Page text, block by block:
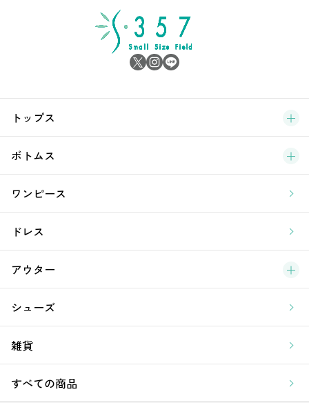
ブ
新
ラ
ア
トップス
ボトムス
ワンピース
ドレス
アウター
シューズ
雑貨
すべての商品